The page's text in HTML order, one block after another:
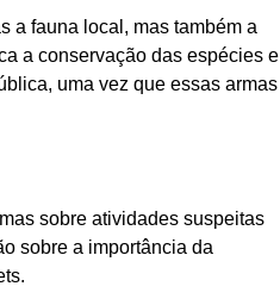
a fauna local, mas também a
a conservação das espécies e
uma vez que essas armas
sobre atividades suspeitas
sobre a importância da